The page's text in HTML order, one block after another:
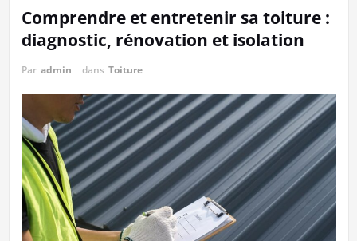
Comprendre et entretenir sa toiture :
diagnostic, rénovation et isolation
Par admin dans Toiture